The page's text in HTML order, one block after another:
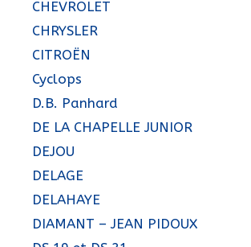
CHEVROLET
CHRYSLER
CITROËN
Cyclops
D.B. Panhard
DE LA CHAPELLE JUNIOR
DEJOU
DELAGE
DELAHAYE
DIAMANT – JEAN PIDOUX